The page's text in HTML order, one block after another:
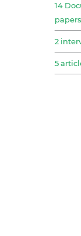
14
2
5